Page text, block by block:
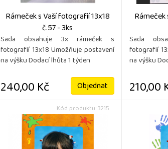
Rámeček s Vaší fotografií 13x18
č.57 - 3ks
Sada obsahuje 3x rámeček s
fotografií 13x18 Umožňuje postavení
na výšku Dodací lhůta 1 týden
240,00 Kč Objednat
Sada
fotografií
na výšku
210,00
Kód produktu: 3215